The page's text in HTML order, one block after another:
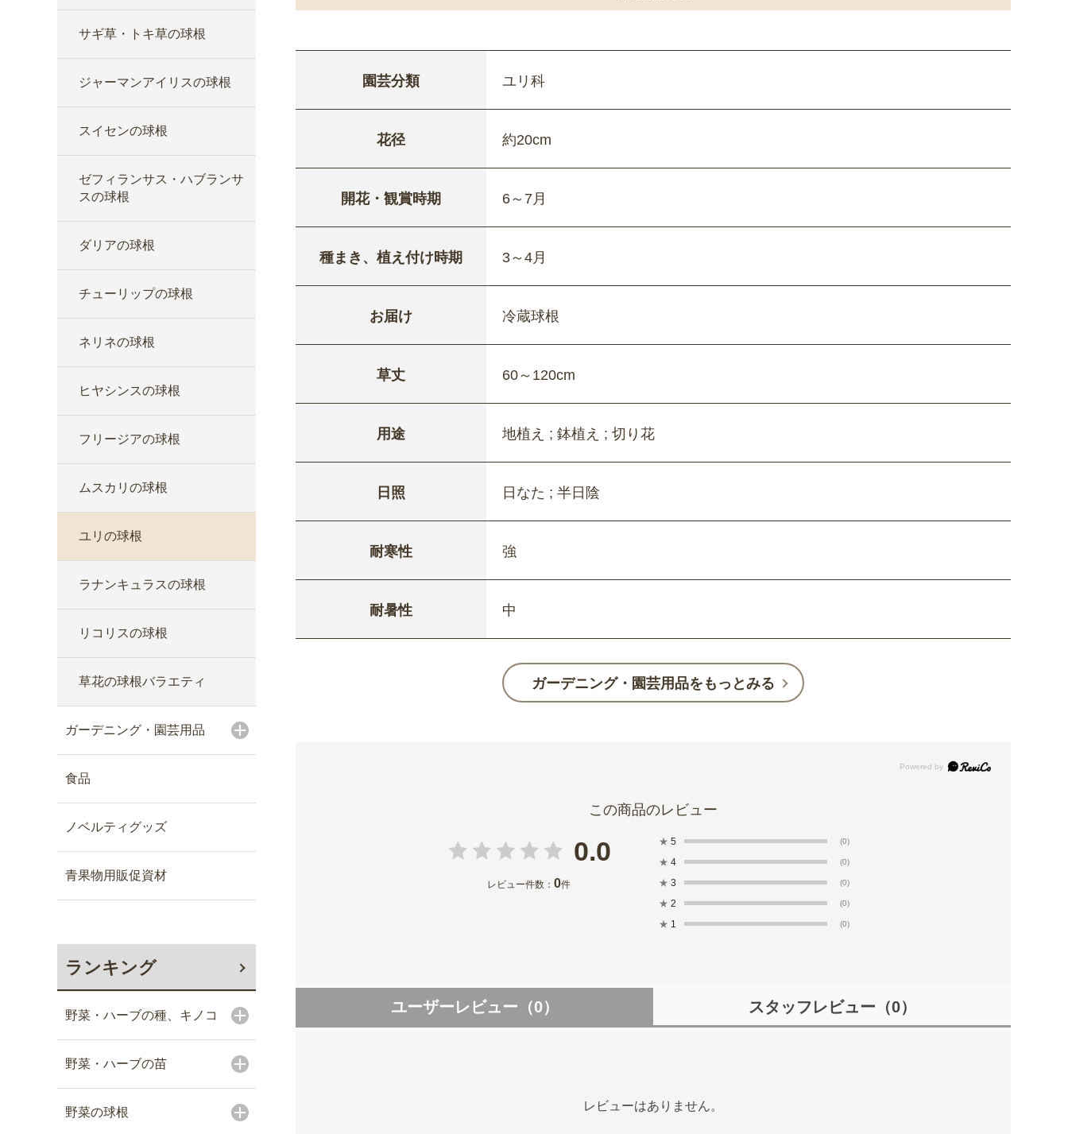
サギ草・トキ草の球根
ジャーマンアイリスの球根
スイセンの球根
ゼフィランサス・ハブランサ
スの球根
ダリアの球根
チューリップの球根
ネリネの球根
ヒヤシンスの球根
フリージアの球根
ムスカリの球根
ユリの球根
ラナンキュラスの球根
リコリスの球根
草花の球根バラエティ
ガーデニング・園芸用品
食品
ノベルティグッズ
青果物用販促資材
ランキング
野菜・ハーブの種、キノコ
野菜・ハーブの苗
野菜の球根
園芸分類 ユリ科
花径 約20cm
開花・観賞時期 6～7月
種まき、植え付け時期 3～4月
お届け 冷蔵球根
草丈 60～120cm
用途 地植え ; 鉢植え ; 切り花
日照 日なた ; 半日陰
耐寒性 強
耐暑性 中
ガーデニング・園芸用品をもっとみる
0.0
レビュー件数： 0件
★ 5 (0)
★ 4 (0)
★ 3 (0)
★ 2 (0)
★ 1 (0)
ユーザーレビュー （0） スタッフレビュー （0）
レビューはありません。